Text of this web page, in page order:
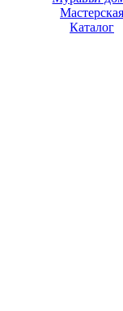
Мастерская
Каталог